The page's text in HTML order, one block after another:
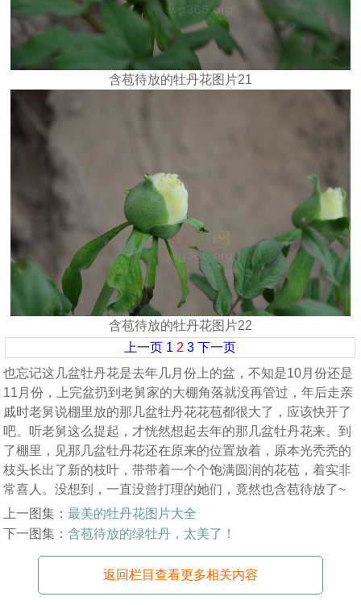
含苞待放的牡丹花图片21
含苞待放的牡丹花图片22
上一页 1 2 3 下一页
也忘记这几盆牡丹花是去年几月份上的盆，不知是10月份还是
11月份，上完盆扔到老舅家的大棚角落就没再管过，年后走亲
戚时老舅说棚里放的那几盆牡丹花花苞都很大了，应该快开了
吧。听老舅这么提起，才恍然想起去年的那几盆牡丹花来。到
了棚里，见那几盆牡丹花还在原来的位置放着，原本光秃秃的
枝头长出了新的枝叶，带带着一个个饱满圆润的花苞，着实非
常喜人。没想到，一直没曾打理的她们，竟然也含苞待放了~
上一图集：最美的牡丹花图片大全
下一图集：含苞待放的绿牡丹，太美了！
返回栏目查看更多相关内容